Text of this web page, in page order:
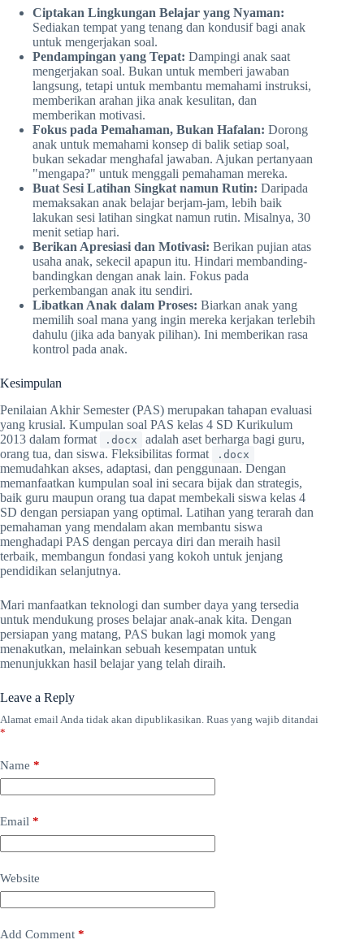
Ciptakan Lingkungan Belajar yang Nyaman:
Sediakan tempat yang tenang dan kondusif bagi anak
untuk mengerjakan soal.
Pendampingan yang Tepat: Dampingi anak saat
mengerjakan soal. Bukan untuk memberi jawaban
langsung, tetapi untuk membantu memahami instruksi,
memberikan arahan jika anak kesulitan, dan
memberikan motivasi.
Fokus pada Pemahaman, Bukan Hafalan: Dorong
anak untuk memahami konsep di balik setiap soal,
bukan sekadar menghafal jawaban. Ajukan pertanyaan
"mengapa?" untuk menggali pemahaman mereka.
Buat Sesi Latihan Singkat namun Rutin: Daripada
memaksakan anak belajar berjam-jam, lebih baik
lakukan sesi latihan singkat namun rutin. Misalnya, 30
menit setiap hari.
Berikan Apresiasi dan Motivasi: Berikan pujian atas
usaha anak, sekecil apapun itu. Hindari membanding-
bandingkan dengan anak lain. Fokus pada
perkembangan anak itu sendiri.
Libatkan Anak dalam Proses: Biarkan anak yang
memilih soal mana yang ingin mereka kerjakan terlebih
dahulu (jika ada banyak pilihan). Ini memberikan rasa
kontrol pada anak.
Kesimpulan
Penilaian Akhir Semester (PAS) merupakan tahapan evaluasi
yang krusial. Kumpulan soal PAS kelas 4 SD Kurikulum
2013 dalam format
.docx
adalah aset berharga bagi guru,
orang tua, dan siswa. Fleksibilitas format
.docx
memudahkan akses, adaptasi, dan penggunaan. Dengan
memanfaatkan kumpulan soal ini secara bijak dan strategis,
baik guru maupun orang tua dapat membekali siswa kelas 4
SD dengan persiapan yang optimal. Latihan yang terarah dan
pemahaman yang mendalam akan membantu siswa
menghadapi PAS dengan percaya diri dan meraih hasil
terbaik, membangun fondasi yang kokoh untuk jenjang
pendidikan selanjutnya.
Mari manfaatkan teknologi dan sumber daya yang tersedia
untuk mendukung proses belajar anak-anak kita. Dengan
persiapan yang matang, PAS bukan lagi momok yang
menakutkan, melainkan sebuah kesempatan untuk
menunjukkan hasil belajar yang telah diraih.
Leave a Reply
Alamat email Anda tidak akan dipublikasikan. Ruas yang wajib ditandai
*
Name *
Email *
Website
Add Comment *